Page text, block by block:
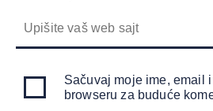
Sačuvaj moje ime, email
browseru za buduće